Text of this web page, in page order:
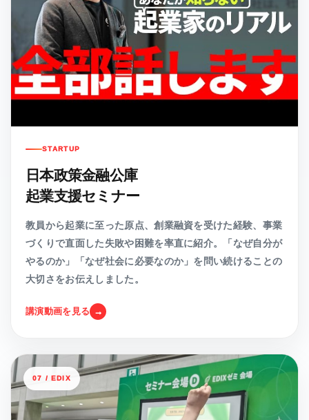
STARTUP
日本政策金融公庫
起業支援セミナー
教員から起業に至った原点、創業融資を受けた経験、事業
づくりで直面した失敗や困難を率直に紹介。「なぜ自分が
やるのか」「なぜ社会に必要なのか」を問い続けることの
大切さをお伝えしました。
講演動画を見る
07 / EDIX